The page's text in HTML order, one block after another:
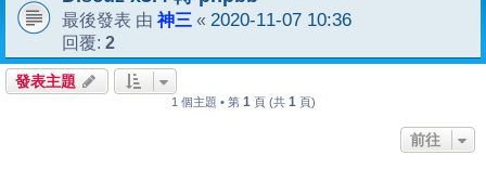
最後發表 由 神三 « 2020-11-07 10:36
回覆: 2
發表主題
1 個主題 • 第 1 頁 (共 1 頁)
前往